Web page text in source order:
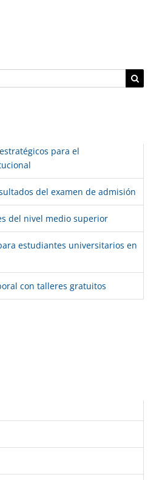
para el
del examen de admisión
del nivel medio superior
estudiantes universitarios en
con talleres gratuitos